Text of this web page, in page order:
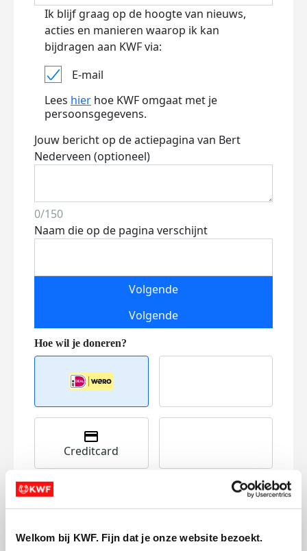
Welkom bij KWF. Fijn dat je onze website bezoekt.
Ik blijf graag op de hoogte van nieuws,
acties en manieren waarop ik kan
bijdragen aan KWF via:
E-mail
Lees hier hoe KWF omgaat met je
persoonsgegevens.
Jouw bericht op de actiepagina van Bert
Nederveen (optioneel)
0/150
Naam die op de pagina verschijnt
Volgende
Volgende
Creditcard